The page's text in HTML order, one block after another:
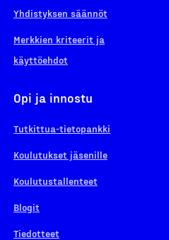
Yhdistyksen säännöt
Merkkien kriteerit ja
käyttöehdot
Opi ja innostu
Tutkittua-tietopankki
Koulutukset jäsenille
Koulutustallenteet
Blogit
Tiedotteet